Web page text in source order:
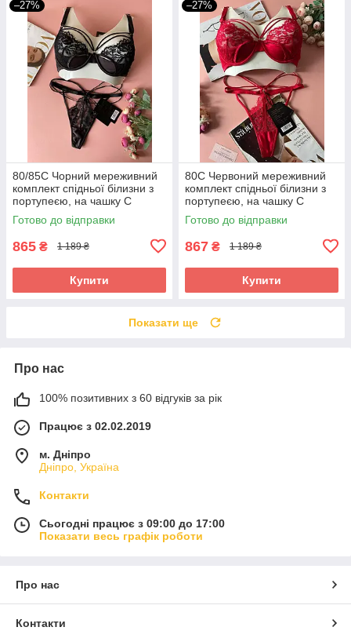
–27%
80/85C Чорний мереживний
комплект спідньої білизни з
портупеєю, на чашку С
Готово до відправки
865 ₴ 1 189 ₴
Купити
–27%
80C Червоний мереживний
комплект спідньої білизни з
портупеєю, на чашку С
Готово до відправки
867 ₴ 1 189 ₴
Купити
Показати ще
Про нас
100% позитивних з 60 відгуків за рік
Працює з 02.02.2019
м. Дніпро
Дніпро, Україна
Контакти
Сьогодні працює з 09:00 до 17:00
Показати весь графік роботи
Про нас
Контакти